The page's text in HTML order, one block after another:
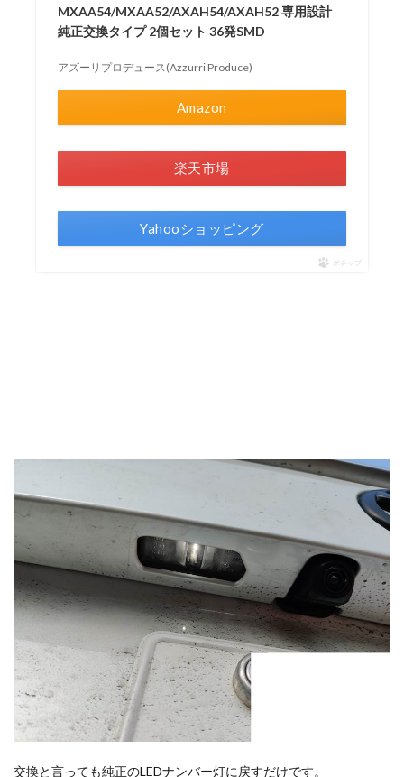
MXAA54/MXAA52/AXAH54/AXAH52 専用設計
純正交換タイプ 2個セット 36発SMD
アズーリプロデュース(Azzurri Produce)
Amazon
楽天市場
Yahooショッピング
ポチップ
交換と言っても純正のLEDナンバー灯に戻すだけです。